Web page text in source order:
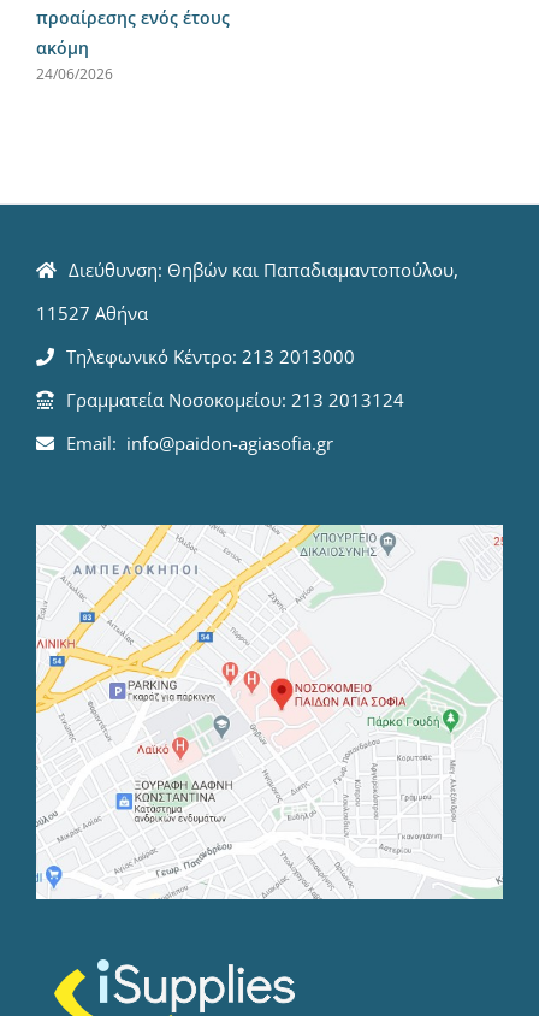
προαίρεσης ενός έτους
ακόμη
24/06/2026
Διεύθυνση: Θηβών και Παπαδιαμαντοπούλου,
11527 Αθήνα
Τηλεφωνικό Κέντρο: 213 2013000
Γραμματεία Νοσοκομείου: 213 2013124
Email: info@paidon-agiasofia.gr